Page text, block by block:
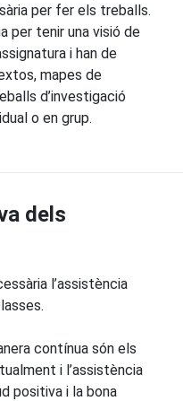
per fer els treballs.
per tenir una visió de
i han de
mapes de
d’investigació
o en grup.
dels
l’assistència
contínua són els
i l’assistència
positiva i la bona